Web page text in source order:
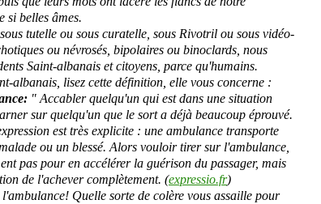
si belles âmes.
ous tutelle ou sous curatelle, sous Rivotril ou sous vidéo-
ou névrosés bipolaires ou binoclards nous
Saint-albanais et citoyens, parce qu'humains.
albanais, lisez cette définition , elle vous concerne :
: " Accabler quelqu'un qui est dans une situation
sur quelqu'un que le sort a déjà beaucoup éprouvé.
est très explicite : une ambulance transporte
ou un blessé. Alors vouloir tirer sur l'ambulance,
pas pour en accélérer la guérison du passager, mais
de l'achever complètement. (expressio.fr)
l'ambulance! Quelle sorte de colère vous assaille pour